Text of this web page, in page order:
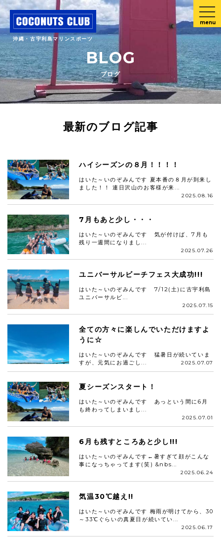
沖縄・古宇利島マリンスポーツ
menu
BLOG
ブログ
最新のブログ記事
ハイシーズンの８月！！！！
はいた～いのぞみんです 夏本番の８月が到来し
ました！！ 連日沢山のお客様が来...
2025.08.16
7月もあと少し・・・
はいた～いのぞみんです 気が付けば、7月も
残り一週間になりまし...
2025.07.26
ユニバーサルビーチフェス大成功!!!
はいた～いのぞみんです 7/12(土)に古宇利島
ユニバーサルビ...
2025.07.15
全ての方々に楽しんでいただけますよ
うに☆
はいた～いのぞみんです 猛暑日が続いていま
すが、元気にお過ごし...
2025.07.07
夏シーズンスタート！
はいた～いのぞみんです あっという間に6月
も終わってしまいまし...
2025.07.01
6月も残すところあと少し!!!
はいた～いのぞみんです←暑すぎて顔がこんな
事になっちゃってます(笑) &nbs...
2025.06.24
気温30℃越え!!
はいた～いのぞみんです 梅雨が明けてから、30
～33℃ぐらいの真夏日が続いてい...
2025.06.17